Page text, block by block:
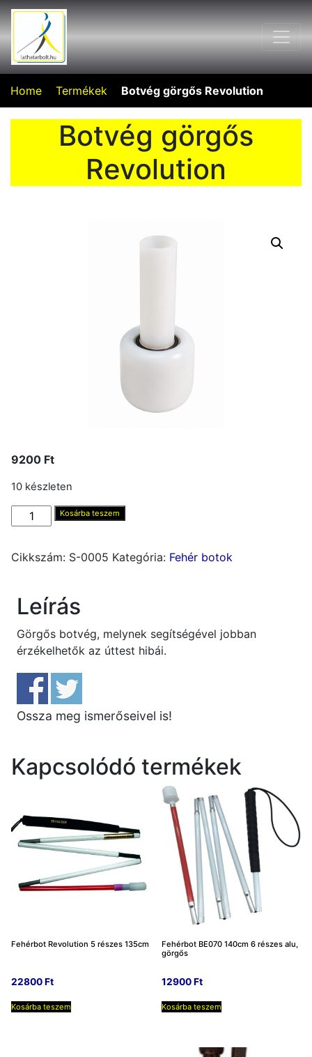
Home Termékek Botvég görgős Revolution
Botvég görgős
Revolution
9200 Ft
10 készleten
Botvég
görgős
mennyiség
Kosárba teszem
Cikkszám: S-0005 Kategória: Fehér botok
Leírás
Görgős botvég, melynek segítségével jobban
érzékelhetők az úttest hibái.
Ossza meg ismerőseivel is!
Kapcsolódó termékek
Fehérbot Revolution 5 részes 135cm
22800Ft
Kosárba teszem
Fehérbot BE070 140cm 6 részes alu,
görgős
12900Ft
Kosárba teszem